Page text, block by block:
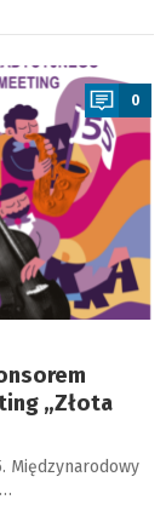
0
„Złota
Międzynarodowy